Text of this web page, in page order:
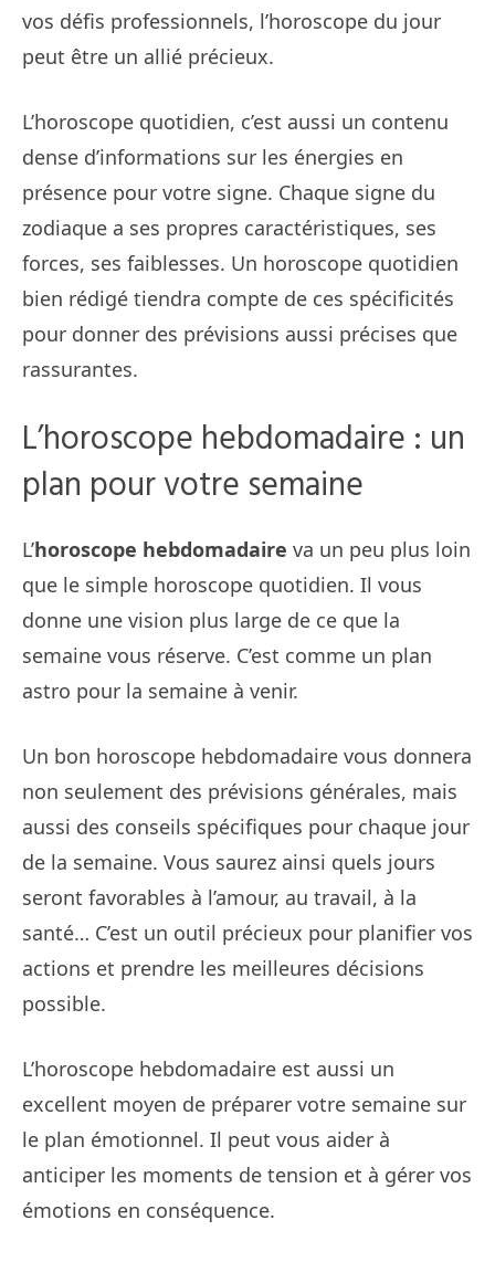
vos défis professionnels, l’horoscope du jour
peut être un allié précieux.
L’horoscope quotidien, c’est aussi un contenu
dense d’informations sur les énergies en
présence pour votre signe. Chaque signe du
zodiaque a ses propres caractéristiques, ses
forces, ses faiblesses. Un horoscope quotidien
bien rédigé tiendra compte de ces spécificités
pour donner des prévisions aussi précises que
rassurantes.
L’horoscope hebdomadaire : un
plan pour votre semaine
L’horoscope hebdomadaire va un peu plus loin
que le simple horoscope quotidien. Il vous
donne une vision plus large de ce que la
semaine vous réserve. C’est comme un plan
astro pour la semaine à venir.
Un bon horoscope hebdomadaire vous donnera
non seulement des prévisions générales, mais
aussi des conseils spécifiques pour chaque jour
de la semaine. Vous saurez ainsi quels jours
seront favorables à l’amour, au travail, à la
santé… C’est un outil précieux pour planifier vos
actions et prendre les meilleures décisions
possible.
L’horoscope hebdomadaire est aussi un
excellent moyen de préparer votre semaine sur
le plan émotionnel. Il peut vous aider à
anticiper les moments de tension et à gérer vos
émotions en conséquence.